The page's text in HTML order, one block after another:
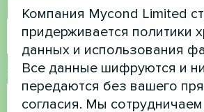
Номер телефона
Электронная почта
Компания Mycond Limited
придерживается политики
данных и использования
Все данные шифруются и
передаются без вашего
согласия. Мы сотрудничаем